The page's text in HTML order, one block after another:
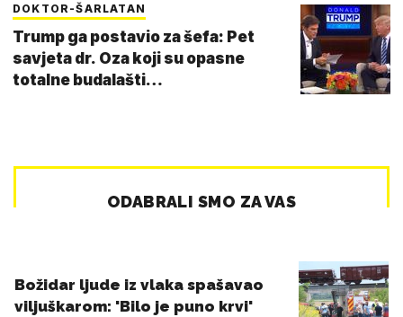
DOKTOR-ŠARLATAN
Trump ga postavio za šefa: Pet
savjeta dr. Oza koji su opasne
totalne budalašti…